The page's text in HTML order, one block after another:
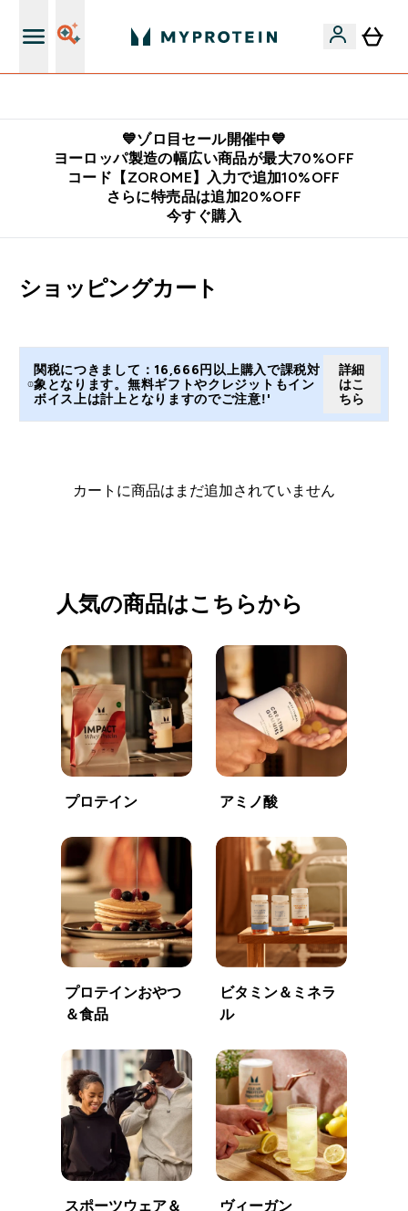
💙ゾロ目セール開催中💙
ヨーロッパ製造の幅広い商品が最大70%OFF
コード【ZOROME】入力で追加10%OFF
さらに特売品は追加20%OFF
今すぐ購入
ショッピングカート
関税につきまして：16,666円以上購入で課税対
象となります。無料ギフトやクレジットもイン
ボイス上は計上となりますのでご注意!'
詳細
はこ
ちら
カートに商品はまだ追加されていません
人気の商品はこちらから
プロテイン アミノ酸
プロテインおやつ
＆食品
ビタミン＆ミネラ
ル
スポーツウェア＆
ヴィーガン